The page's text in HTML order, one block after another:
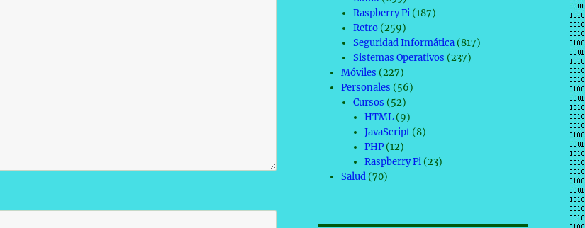
Raspberry Pi(187)
Retro(259)
Seguridad Informática(817)
Sistemas Operativos (237)
Móviles (227)
Personales (56)
Cursos (52)
HTML(9)
JavaScript(8)
PHP(12)
Raspberry Pi(23)
Salud (70)